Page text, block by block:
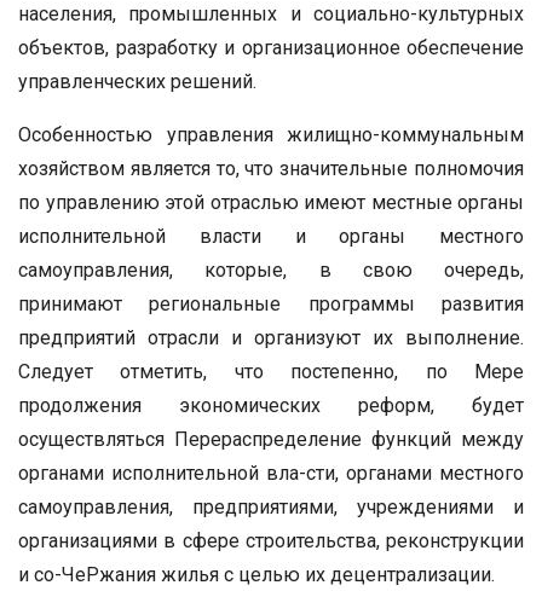
населения, промышленных и социально-культурных
объектов, разработку и организационное обеспечение
управленческих решений.
Особенностью управления жилищно-коммунальным
хозяйством является то, что значительные полномочия
по управлению этой отраслью имеют местные органы
исполнительной власти и органы местного
самоуправления, которые, в свою очередь,
принимают региональные программы развития
предприятий отрасли и организуют их выполнение.
Следует отметить, что постепенно, по Мере
продолжения экономических реформ, будет
осуществляться Перераспределение функций между
органами исполнительной вла-сти, органами местного
самоуправления, предприятиями, учреждениями и
организациями в сфере строительства, реконструкции
и со-ЧеРжания жилья с целью их децентрализации.